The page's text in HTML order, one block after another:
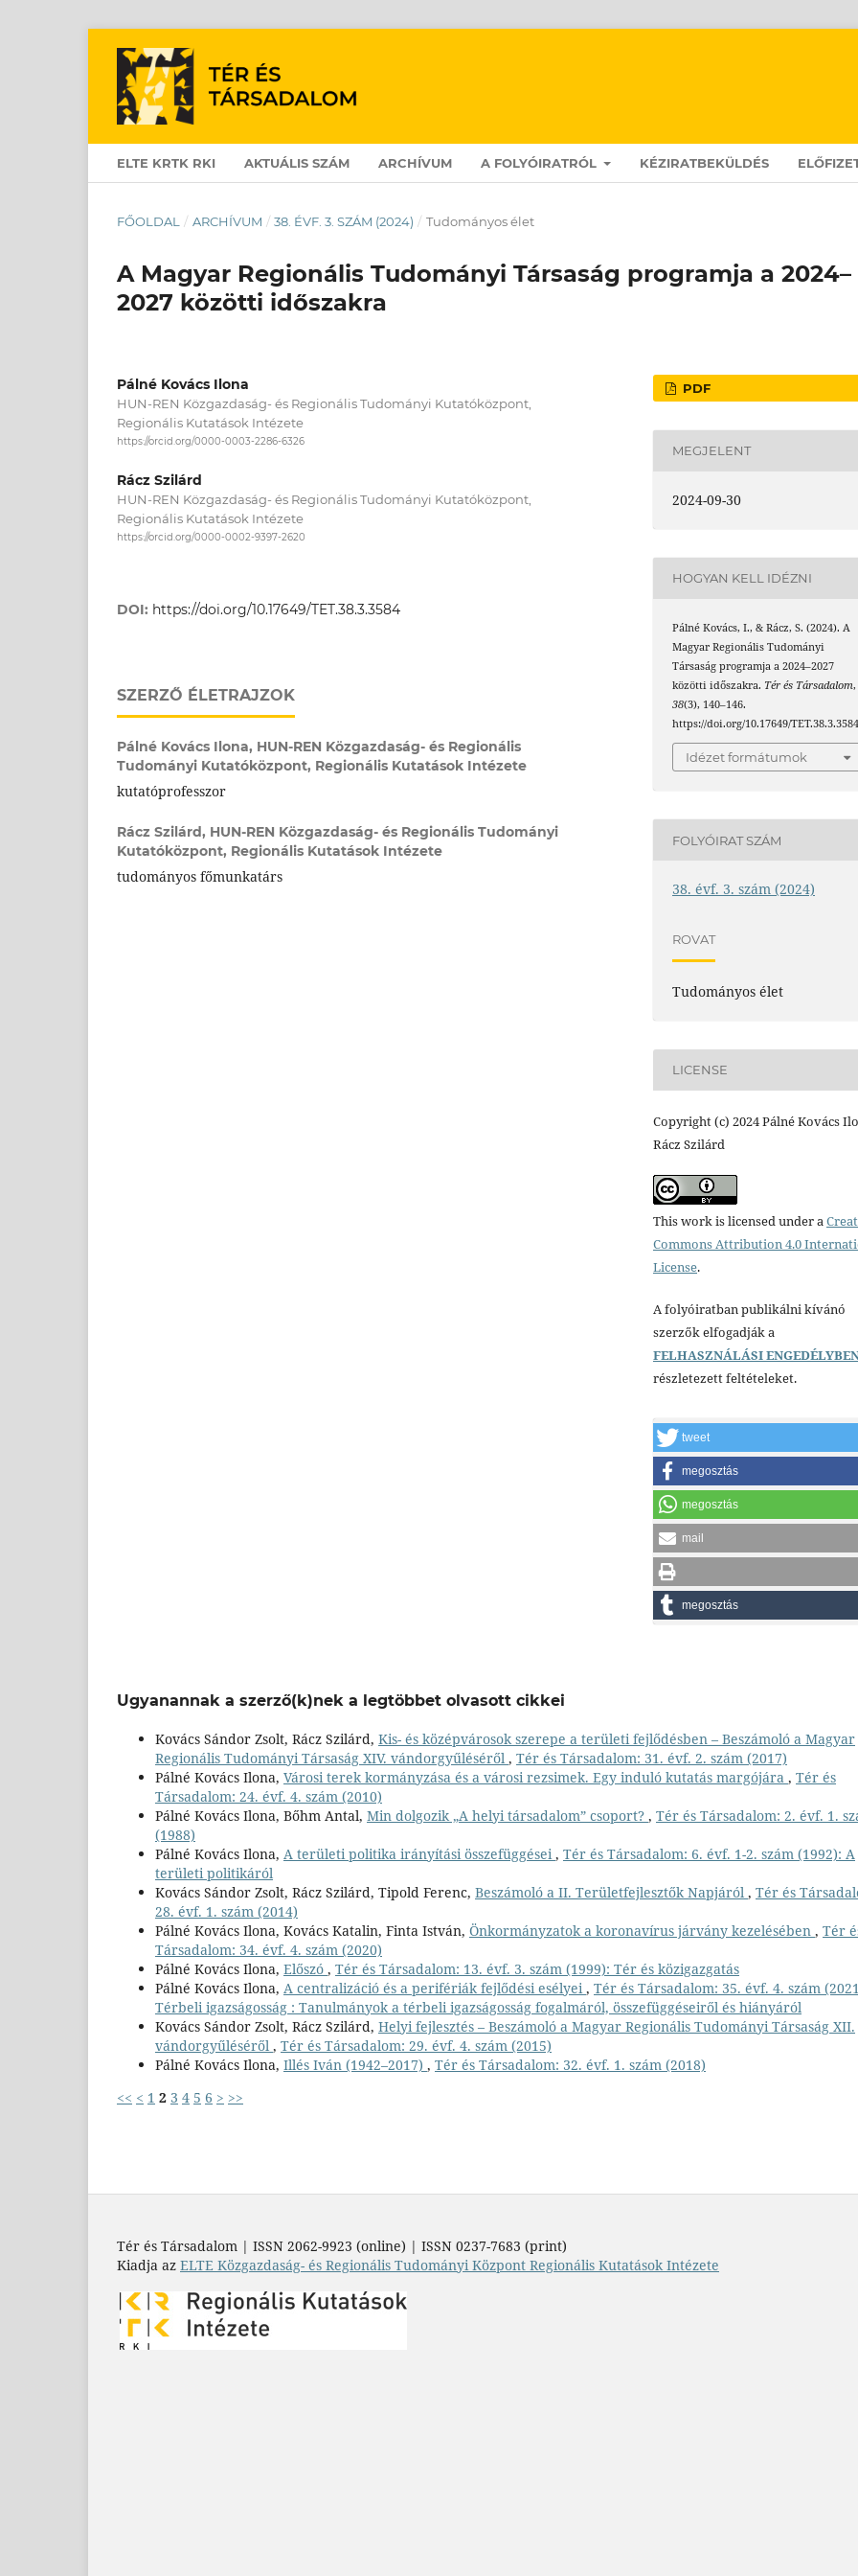
ELTE KRTK RKI AKTUÁLIS SZÁM ARCHÍVUM A FOLYÓIRATRÓL KÉZIRATBEKÜLDÉS
FŐOLDAL / ARCHÍVUM / 38. ÉVF. 3. SZÁM (2024) / Tudományos élet
A Magyar Regionális Tudományi Társaság programja a 2024–
2027 közötti időszakra
Pálné Kovács Ilona
HUN-REN Közgazdaság- és Regionális Tudományi Kutatóközpont,
Regionális Kutatások Intézete
https://orcid.org/0000-0003-2286-6326
Rácz Szilárd
HUN-REN Közgazdaság- és Regionális Tudományi Kutatóközpont,
Regionális Kutatások Intézete
https://orcid.org/0000-0002-9397-2620
DOI: https://doi.org/10.17649/TET.38.3.3584
SZERZŐ ÉLETRAJZOK
Pálné Kovács Ilona, HUN-REN Közgazdaság- és Regionális
Tudományi Kutatóközpont, Regionális Kutatások Intézete
kutatóprofesszor
Rácz Szilárd, HUN-REN Közgazdaság- és Regionális Tudományi
Kutatóközpont, Regionális Kutatások Intézete
tudományos főmunkatárs
PDF
MEGJELENT
2024-09-30
HOGYAN KELL IDÉZNI
Pálné Kovács, I., & Rácz, S. (2024). A
Magyar Regionális Tudományi
Társaság programja a 2024–2027
közötti időszakra. Tér és Társadalom,
38(3), 140–146.
https://doi.org/10.17649/
Idézet formátumok
FOLYÓIRAT SZÁM
38. évf. 3. szám (2024)
ROVAT
Tudományos élet
LICENSE
Copyright (c) 2024 Pálné Kovács
Rácz Szilárd
This work is licensed under a
Commons Attribution 4.0
License.
A folyóiratban publikálni kívánó
szerzők elfogadják a
FELHASZNÁLÁSI
részletezett feltételeket.
tweet
megosztás
megosztás
mail
megosztás
Ugyanannak a szerző(k)nek a legtöbbet olvasott cikkei
Kovács Sándor Zsolt, Rácz Szilárd, Kis- és középvárosok szerepe a területi fejlődésben – Beszámoló a Magyar
Regionális Tudományi Társaság XIV. vándorgyűléséről , Tér és Társadalom: 31. évf. 2. szám (2017)
Pálné Kovács Ilona, Városi terek kormányzása és a városi rezsimek. Egy induló kutatás margójára , Tér és
Társadalom: 24. évf. 4. szám (2010)
Pálné Kovács Ilona, Bőhm Antal, Min dolgozik „A helyi társadalom” csoport? , Tér és Társadalom: 2. évf. 1.
(1988)
Pálné Kovács Ilona, A területi politika irányítási összefüggései , Tér és Társadalom: 6. évf. 1-2. szám (1992): A
területi politikáról
Kovács Sándor Zsolt, Rácz Szilárd, Tipold Ferenc, Beszámoló a II. Területfejlesztők Napjáról , Tér és
28. évf. 1. szám (2014)
Pálné Kovács Ilona, Kovács Katalin, Finta István, Önkormányzatok a koronavírus járvány kezelésében , Tér
Társadalom: 34. évf. 4. szám (2020)
Pálné Kovács Ilona, Előszó , Tér és Társadalom: 13. évf. 3. szám (1999): Tér és közigazgatás
Pálné Kovács Ilona, A centralizáció és a perifériák fejlődési esélyei , Tér és Társadalom: 35. évf. 4. szám
Térbeli igazságosság : Tanulmányok a térbeli igazságosság fogalmáról, összefüggéseiről és hiányáról
Kovács Sándor Zsolt, Rácz Szilárd, Helyi fejlesztés – Beszámoló a Magyar Regionális Tudományi Társaság XII.
vándorgyűléséről , Tér és Társadalom: 29. évf. 4. szám (2015)
Pálné Kovács Ilona, Illés Iván (1942–2017) , Tér és Társadalom: 32. évf. 1. szám (2018)
<< < 1 2 3 4 5 6 > >>
Tér és Társadalom | ISSN 2062-9923 (online) | ISSN 0237-7683 (print)
Kiadja az ELTE Közgazdaság- és Regionális Tudományi Központ Regionális Kutatások Intézete